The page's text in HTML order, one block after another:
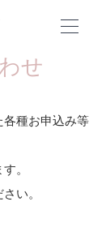
各種お申込み等
。
い。
せ